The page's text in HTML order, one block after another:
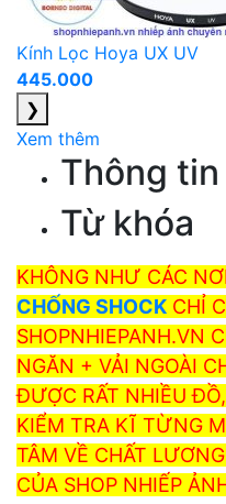
Kính Lọc Hoya UX UV
445.000
❯
Xem thêm
Thông
Từ khóa
KHÔNG NHƯ CÁC
CHỐNG SHOCK CHỈ
SHOPNHIEPANH.VN
NGĂN + VẢI NGOÀI
ĐƯỢC RẤT NHIỀU
KIỂM TRA KĨ TỪNG
TÂM VỀ CHẤT
CỦA SHOP NHIẾP